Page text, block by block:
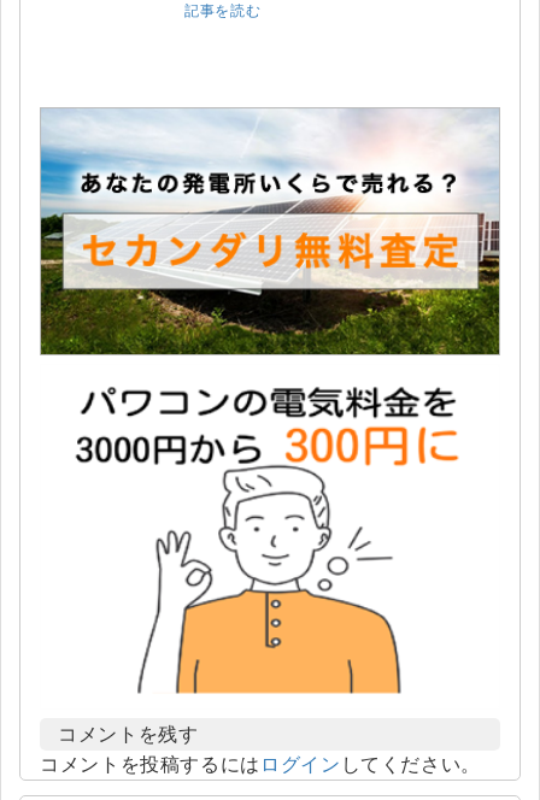
記事を読む
コメントを残す
コメントを投稿するには ログイン してください。